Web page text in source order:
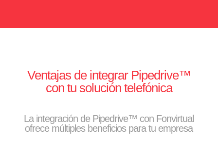
Ventajas de integrar Pipedrive™
con tu solución telefónica
La integración de Pipedrive™ con Fonvirtual
ofrece múltiples beneficios para tu empresa